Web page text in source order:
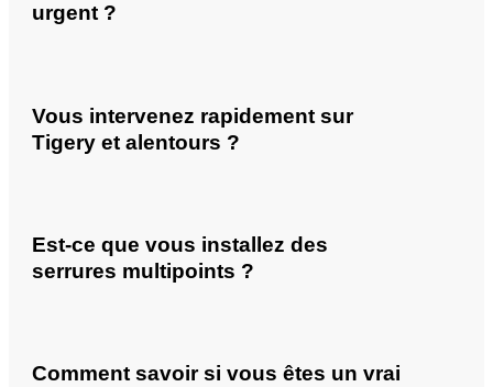
urgent ?
Vous intervenez rapidement sur
Tigery et alentours ?
Est-ce que vous installez des
serrures multipoints ?
Comment savoir si vous êtes un vrai